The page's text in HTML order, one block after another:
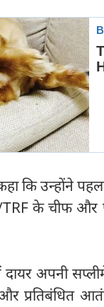
कि उन्होंने
के चीफ और
अपनी
प्रतिबंधित